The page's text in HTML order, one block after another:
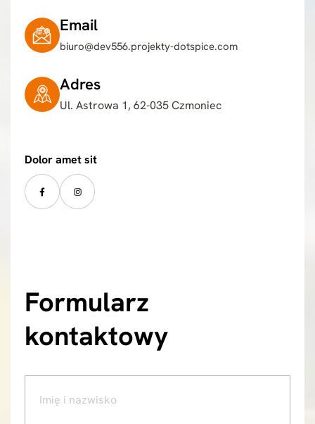
Email
biuro@dev556.projekty-dotspice.com
Adres
Ul. Astrowa 1, 62-035 Czmoniec
Dolor amet sit
Formularz
kontaktowy